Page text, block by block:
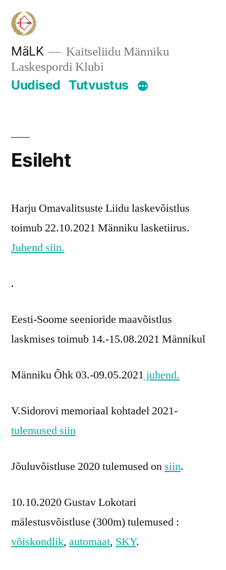
Skip
content
MäLK
Kaitseliidu Männiku
Laskespordi Klubi
Uudised Tutvustus
Esileht
Harju Omavalitsuste Liidu laskevõistlus
toimub 22.10.2021 Männiku lasketiirus.
Juhend siin.
.
Eesti-Soome seenioride maavõistlus
laskmises toimub 14.-15.08.2021 Männikul
Männiku Õhk 03.-09.05.2021 juhend.
V.Sidorovi memoriaal kohtadel 2021-
tulemused siin
Jõuluvõistluse 2020 tulemused on siin.
10.10.2020 Gustav Lokotari
mälestusvõistluse (300m) tulemused :
võiskondlik, automaat, SKY.